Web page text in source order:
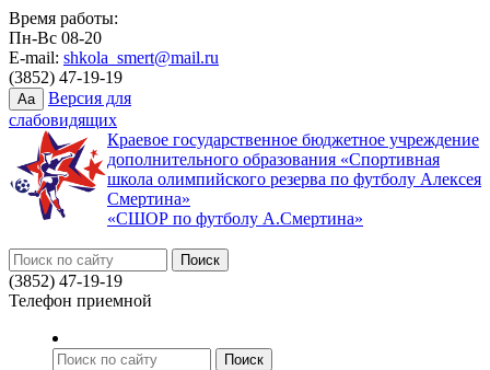
Время работы:
Пн-Вс 08-20
E-mail: shkola_smert@mail.ru
(3852) 47-19-19
Aa
Версия для
слабовидящих
Краевое государственное бюджетное учреждение
дополнительного образования «Спортивная
школа олимпийского резерва по футболу Алексея
Смертина»
«СШОР по футболу А.Смертина»
(3852) 47-19-19
Телефон приемной